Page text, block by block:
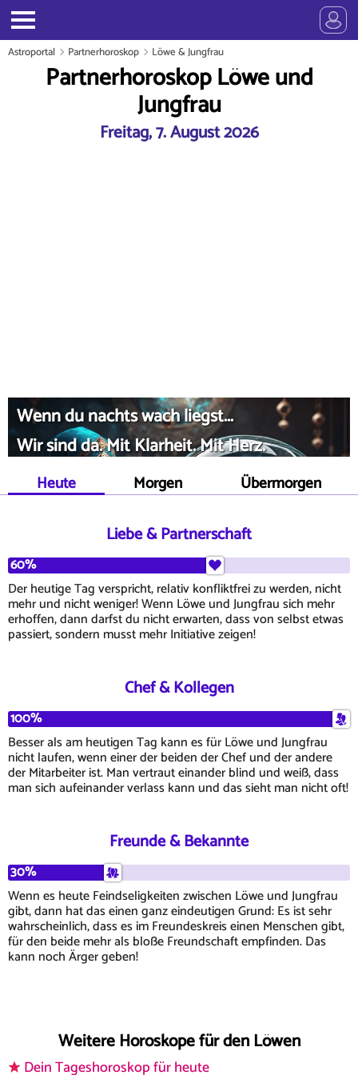
Astroportal Partnerhoroskop Löwe & Jungfrau
Partnerhoroskop Löwe und
Jungfrau
Freitag, 7. August 2026
Wenn du nachts wach liegst...
Wir sind da. Mit Klarheit. Mit Herz.
Heute Morgen Übermorgen
Liebe & Partnerschaft
60%
Der heutige Tag verspricht, relativ konfliktfrei zu werden, nicht
mehr und nicht weniger! Wenn Löwe und Jungfrau sich mehr
erhoffen, dann darfst du nicht erwarten, dass von selbst etwas
passiert, sondern musst mehr Initiative zeigen!
Chef & Kollegen
100%
Besser als am heutigen Tag kann es für Löwe und Jungfrau
nicht laufen, wenn einer der beiden der Chef und der andere
der Mitarbeiter ist. Man vertraut einander blind und weiß, dass
man sich aufeinander verlass kann und das sieht man nicht oft!
Freunde & Bekannte
30%
Wenn es heute Feindseligkeiten zwischen Löwe und Jungfrau
gibt, dann hat das einen ganz eindeutigen Grund: Es ist sehr
wahrscheinlich, dass es im Freundeskreis einen Menschen gibt,
für den beide mehr als bloße Freundschaft empfinden. Das
kann noch Ärger geben!
Weitere Horoskope für den Löwen
Dein Tageshoroskop für heute